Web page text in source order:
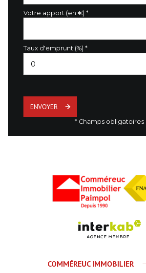
Votre apport (en €) *
Taux d'emprunt (%) *
ENVOYER
* Champs obligatoires
COMMÉREUC IMMOBILIER